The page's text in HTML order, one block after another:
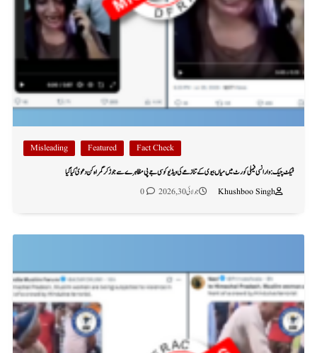
Fact Check
Featured
Misleading
فیکٹ چیک: وارانسی فیملی کورٹ میں میاں بیوی کے تنازعے کی ویڈیو کو سی جے پی مظاہرے سے جوڑ کر گمراہ کن دعویٰ کیا گیا
Khushboo Singh
جولائی 30, 2026 0